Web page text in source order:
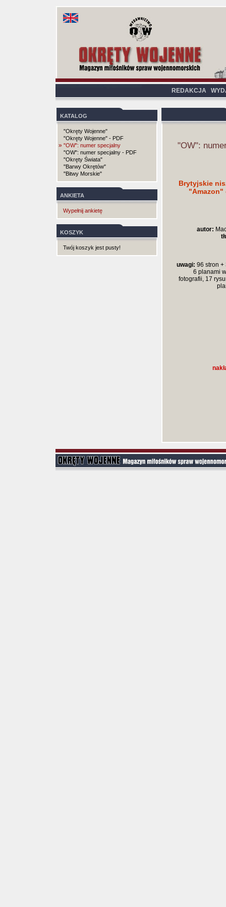
REDAKCJA
KATALOG
"Okręty Wojenne"
"Okręty Wojenne" - PDF
» "OW": numer specjalny
"OW": numer specjalny - PDF
"Okręty Świata"
"Barwy Okrętów"
"Bitwy Morskie"
ANKIETA
Wypełnij ankietę
KOSZYK
Twój koszyk jest pusty!
"OW":
Brytyjskie
autor:
uwagi: 96 stron +
6 planami
fotografii, 17